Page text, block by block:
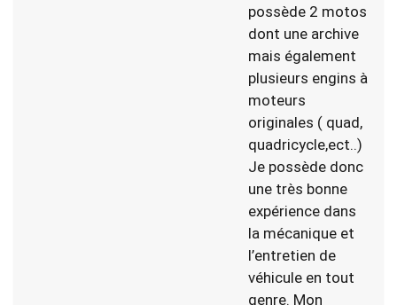
possède 2 motos
dont une archive
mais également
plusieurs engins à
moteurs
originales ( quad,
quadricycle,ect..)
Je possède donc
une très bonne
expérience dans
la mécanique et
l’entretien de
véhicule en tout
genre. Mon